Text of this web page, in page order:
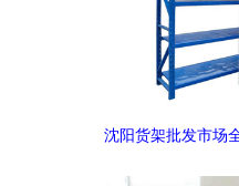
沈阳货架批发市场